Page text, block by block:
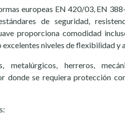
europeas EN 420/03, EN
de seguridad,
proporciona comodidad
niveles de flexibilidad y
metalúrgicos, herreros,
donde se requiera protección